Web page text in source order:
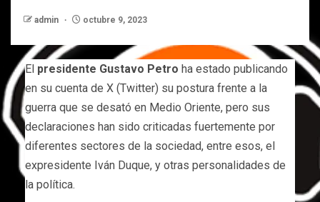
admin octubre 9, 2023
El presidente Gustavo Petro ha estado publicando
en su cuenta de X (Twitter) su postura frente a la
guerra que se desató en Medio Oriente, pero sus
declaraciones han sido criticadas fuertemente por
diferentes sectores de la sociedad, entre esos, el
expresidente Iván Duque, y otras personalidades de
la política.